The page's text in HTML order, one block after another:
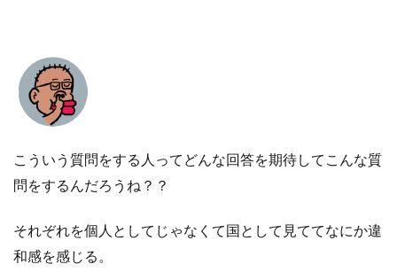
こういう質問をする人ってどんな回答を期待してこんな質
問をするんだろうね？？
それぞれを個人としてじゃなくて国として見ててなにか違
和感を感じる。